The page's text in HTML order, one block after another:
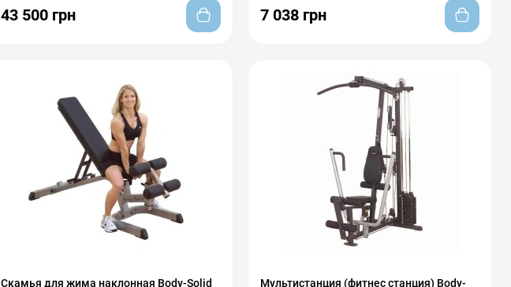
43 500 грн 7 038 грн
Скамья для жима наклонная Body-Solid
Мультистанция (фитнес станция) Body-